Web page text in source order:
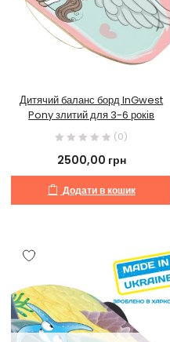
Дитячий баланс борд InGwest
Pony злитий для 3-6 років
(0)
2500,00 грн
Додати в кошик